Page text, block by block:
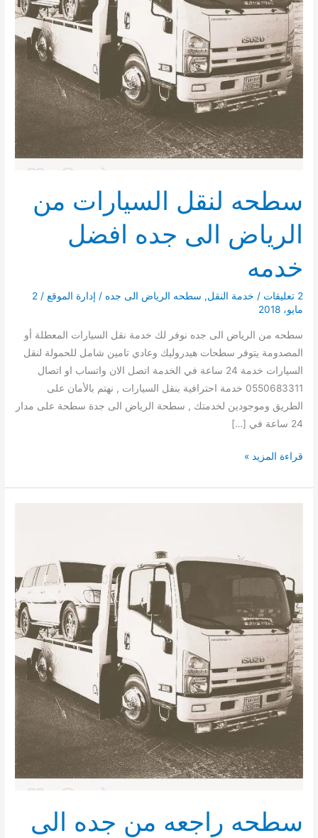
سطحه لنقل السيارات من
الرياض الى جده افضل
خدمه
2 تعليقات / خدمة النقل, سطحه الرياض الى جده / إدارة الموقع/
2
مايو، 2018
سطحه من الرياض الى جده نوفر لك خدمة نقل السيارات المعطلة أو
المصدومة يتوفر سطحات هيدروليك وعادي تامين شامل للحمولة لنقل
السيارات خدمة 24 ساعة في الخدمة اتصل الان واتساب او اتصال
0550683311 خدمة احترافية بنقل السيارات , نهتم بالأمان على
الطريق وموجودين لخدمتك , سطحة الرياض الى جدة سطحة على مدار
24 ساعة في […]
سطحه
السيارات
افضل
خدمه
قراءة المزيد »
سطحه راجعه من جده الى